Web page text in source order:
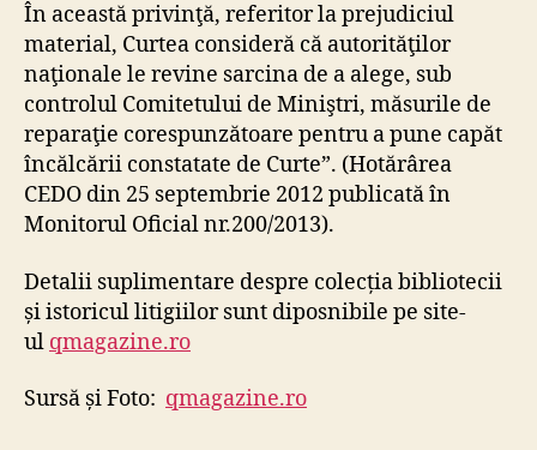
În această privinţă, referitor la prejudiciul
material, Curtea consideră că autorităţilor
naţionale le revine sarcina de a alege, sub
controlul Comitetului de Miniştri, măsurile de
reparaţie corespunzătoare pentru a pune capăt
încălcării constatate de Curte”. (Hotărârea
CEDO din 25 septembrie 2012 publicată în
Monitorul Oficial nr.200/2013).
Detalii suplimentare despre colecția bibliotecii
și istoricul litigiilor sunt diposnibile pe site-
ul qmagazine.ro
Sursă și Foto: qmagazine.ro